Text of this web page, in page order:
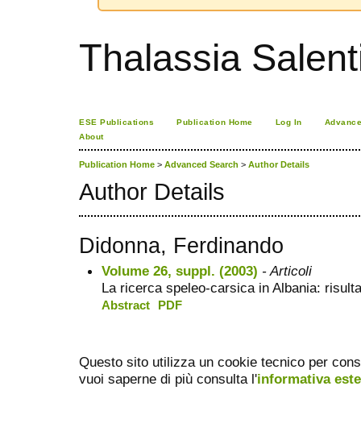
Thalassia
ESE Publications Publication Home Log In
About
Publication Home > Advanced Search > Author Details
Author Details
Didonna, Ferdinando
Volume 26, suppl. (2003) - Articoli
La ricerca speleo-carsica in Albania:
Abstract PDF
Questo sito utilizza un cookie tecnico per
vuoi saperne di più consulta l'informativa